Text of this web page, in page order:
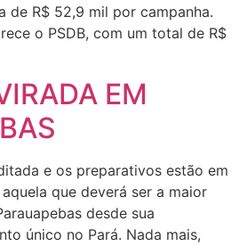
de R$ 52,9 mil por campanha.
o PSDB, com um total de R$
EM
e os preparativos estão em
que deverá ser a maior
desde sua
único no Pará. Nada mais,